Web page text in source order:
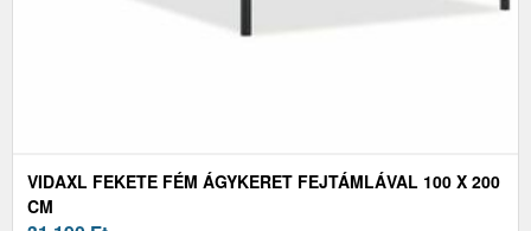
VIDAXL FEKETE FÉM ÁGYKERET FEJTÁMLÁVAL 100 X 200
CM